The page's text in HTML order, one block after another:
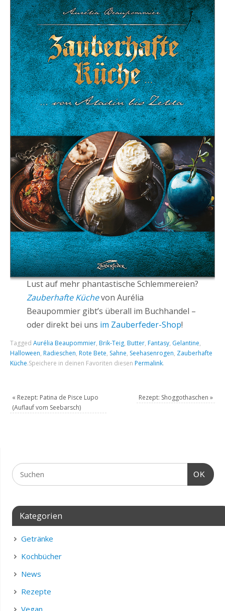
Lust auf mehr phantastische Schlemmereien?
Zauberhafte Küchevon Aurélia
Beaupommier gibt’s überall im Buchhandel –
oder direkt bei uns im Zauberfeder-Shop!
TaggedAurélia Beaupommier, Brik-Teig, Butter, Fantasy, Gelantine,
Halloween, Radieschen, Rote Bete, Sahne, Seehasenrogen, Zauberhafte
Küche.Speichere in deinen Favoriten diesen Permalink.
« Rezept: Patina de Pisce Lupo
(Auflauf vom Seebarsch)
Rezept: Shoggothaschen »
OK
Kategorien
Getränke
Kochbücher
News
Rezepte
Vegan